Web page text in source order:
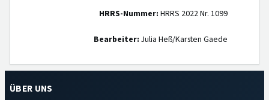
HRRS-Nummer: HRRS 2022 Nr. 1099
Bearbeiter: Julia Heß/Karsten Gaede
ÜBER UNS